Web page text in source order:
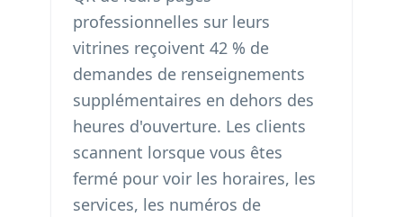
professionnelles sur leurs
vitrines reçoivent 42 % de
demandes de renseignements
supplémentaires en dehors des
heures d'ouverture. Les clients
scannent lorsque vous êtes
fermé pour voir les horaires, les
services, les numéros de